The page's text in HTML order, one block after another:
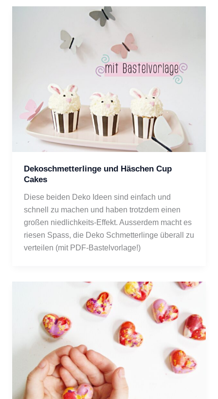
Dekoschmetterlinge und Häschen Cup
Cakes
Diese beiden Deko Ideen sind einfach und
schnell zu machen und haben trotzdem einen
großen niedlichkeits-Effekt. Ausserdem macht es
riesen Spass, die Deko Schmetterlinge überall zu
verteilen (mit PDF-Bastelvorlage!)